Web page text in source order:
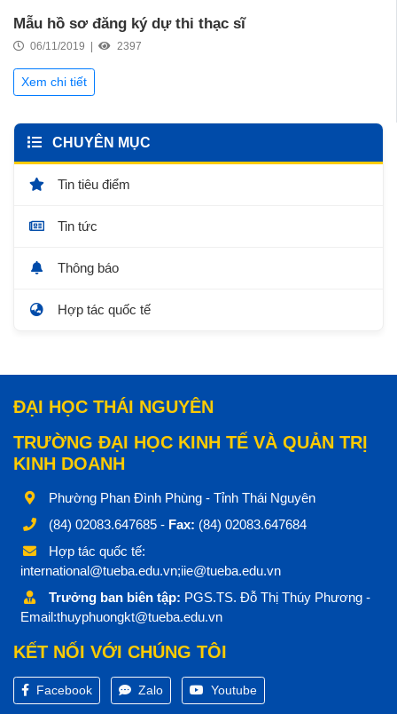
Mẫu hồ sơ đăng ký dự thi thạc sĩ
06/11/2019 | 2397
Xem chi tiết
CHUYÊN MỤC
Tin tiêu điểm
Tin tức
Thông báo
Hợp tác quốc tế
ĐẠI HỌC THÁI NGUYÊN
TRƯỜNG ĐẠI HỌC KINH TẾ VÀ QUẢN TRỊ
KINH DOANH
Phường Phan Đình Phùng - Tỉnh Thái Nguyên
(84) 02083.647685 - Fax: (84) 02083.647684
Hợp tác quốc tế:
international@tueba.edu.vn;iie@tueba.edu.vn
Trưởng ban biên tập: PGS.TS. Đỗ Thị Thúy Phương -
Email:thuyphuongkt@tueba.edu.vn
KẾT NỐI VỚI CHÚNG TÔI
Facebook Zalo Youtube